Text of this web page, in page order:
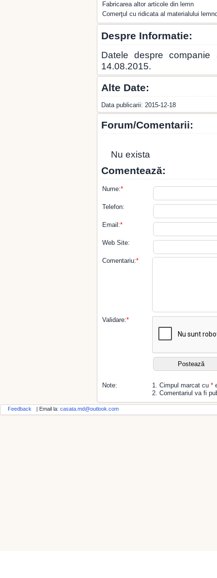
Fabricarea altor articole din lemn
Comerţul cu ridicata al materialului
Despre Informatie:
Datele despre
14.08.2015.
Alte Date:
Data publicarii: 2015-12-18
Forum/Comentarii:
Nu exista
Comentează:
Nume:*
Telefon:
Email:*
Web Site:
Comentariu:*
Validare:*
Note: 1. Cimpul marcat cu *
2. Comentariul va fi
Feedback | Email la: casata.md@outlook.com